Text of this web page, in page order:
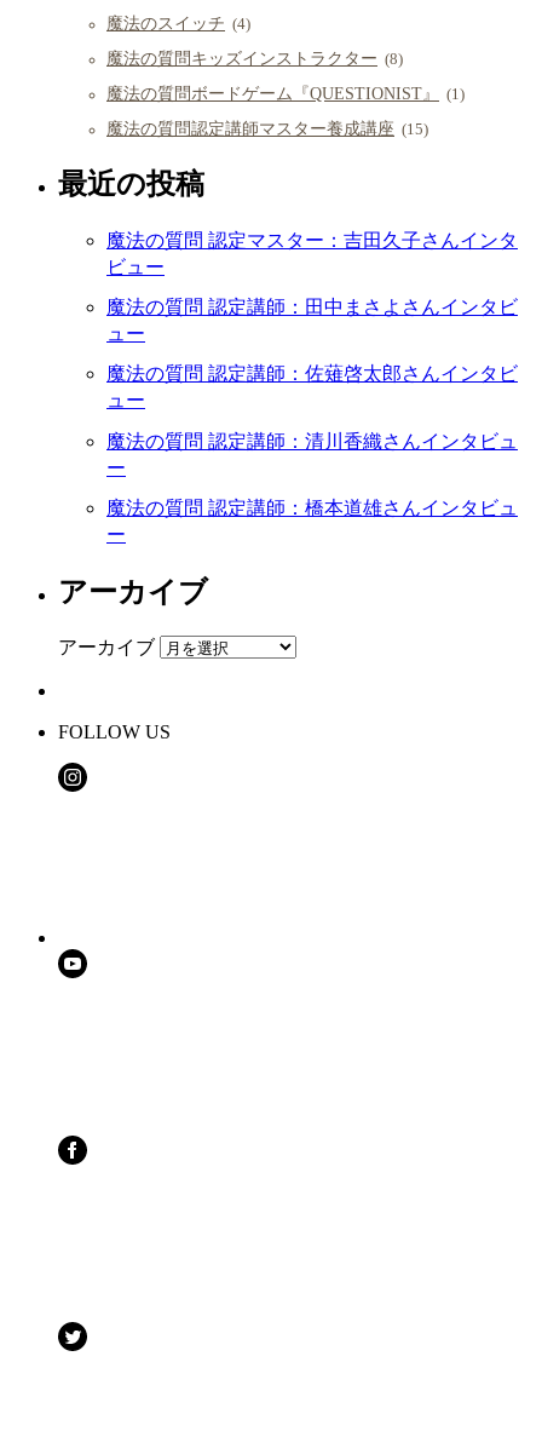
魔法のスイッチ (4)
魔法の質問キッズインストラクター (8)
魔法の質問ボードゲーム『QUESTIONIST』 (1)
魔法の質問認定講師マスター養成講座 (15)
最近の投稿
魔法の質問 認定マスター：吉田久子さんインタ
ビュー
魔法の質問 認定講師：田中まさよさんインタビ
ュー
魔法の質問 認定講師：佐薙啓太郎さんインタビ
ュー
魔法の質問 認定講師：清川香織さんインタビュ
ー
魔法の質問 認定講師：橋本道雄さんインタビュ
ー
アーカイブ
アーカイブ
FOLLOW US